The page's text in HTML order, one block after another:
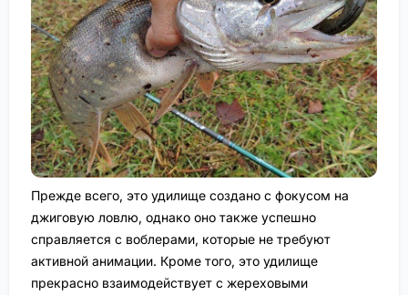
Прежде всего, это удилище создано с фокусом на
джиговую ловлю, однако оно также успешно
справляется с воблерами, которые не требуют
активной анимации. Кроме того, это удилище
прекрасно взаимодействует с жереховыми